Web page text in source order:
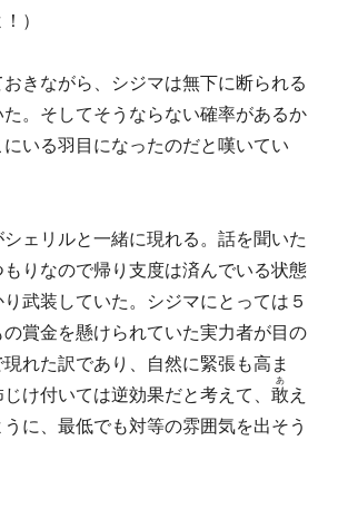
）
きながら、シジマは無下に断られる
。そしてそうならない確率があるか
いる羽目になったのだと嘆いてい
ェリルと一緒に現れる。話を聞いた
りなので帰り支度は済んでいる状態
武装していた。シジマにとっては５
の賞金を懸けられていた実力者が目の
れた訳であり、自然に緊張も高ま
じけ付いては逆効果だと考えて、 敢
あ
え
に、最低でも対等の雰囲気を出そう